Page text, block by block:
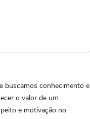
buscamos conhecimento e
o valor de um
e motivação no